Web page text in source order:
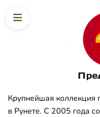
Крупнейшая коллекция
в Рунете. С 2005 года